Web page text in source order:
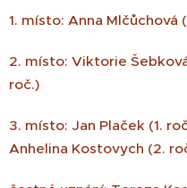
1. místo: Anna Mlčůchová
2. místo: Viktorie
roč.)
3. místo: Jan Plaček (1.
Anhelina Kostovych (2.